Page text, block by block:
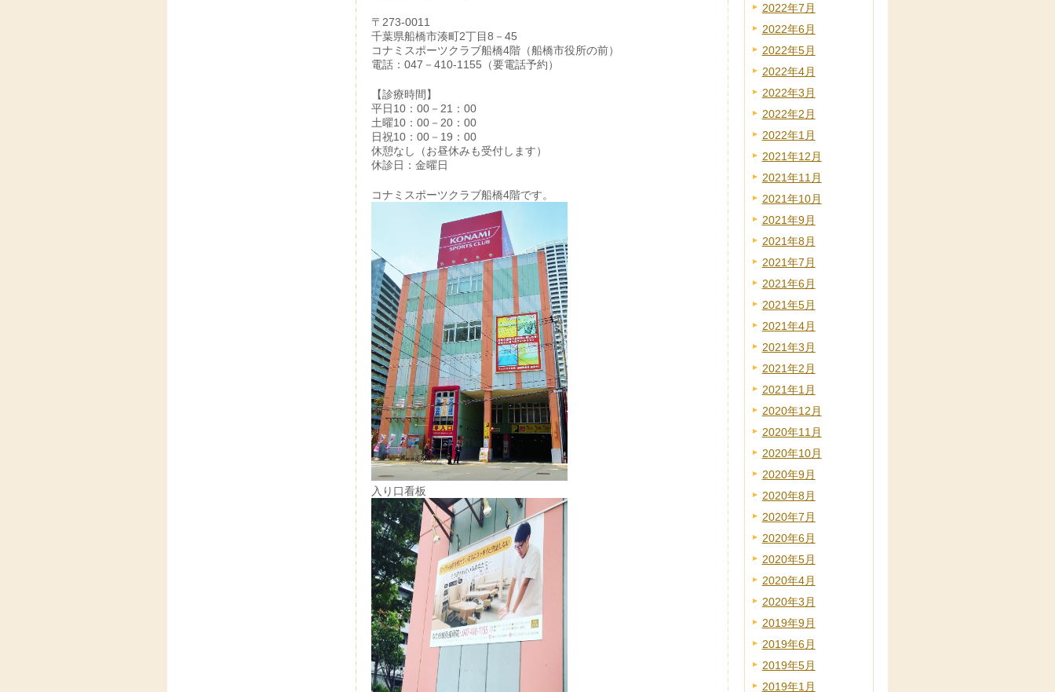
〒273-0011
千葉県船橋市湊町2丁目8－45
コナミスポーツクラブ船橋4階（船橋市役所の前）
電話：047－410-1155（要電話予約）
【診療時間】
平日10：00－21：00
土曜10：00－20：00
日祝10：00－19：00
休憩なし（お昼休みも受付します）
休診日：金曜日
コナミスポーツクラブ船橋4階です。
入り口看板
2022年7月
2022年6月
2022年5月
2022年4月
2022年3月
2022年2月
2022年1月
2021年12月
2021年11月
2021年10月
2021年9月
2021年8月
2021年7月
2021年6月
2021年5月
2021年4月
2021年3月
2021年2月
2021年1月
2020年12月
2020年11月
2020年10月
2020年9月
2020年8月
2020年7月
2020年6月
2020年5月
2020年4月
2020年3月
2019年9月
2019年6月
2019年5月
2019年1月